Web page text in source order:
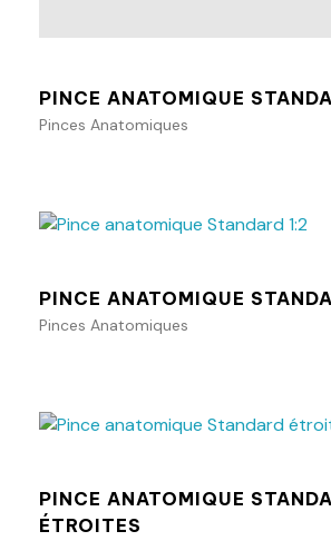
PINCE ANATOMIQUE
Pinces Anatomiques
PINCE ANATOMIQUE
Pinces Anatomiques
PINCE ANATOMIQUE
ÉTROITES